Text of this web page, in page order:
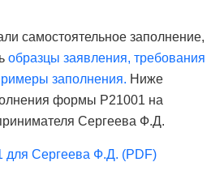
самостоятельное заполнение,
образцы заявления, требования
заполнения. Ниже
формы Р21001 на
Сергеева Ф.Д.
Сергеева Ф.Д. (PDF)